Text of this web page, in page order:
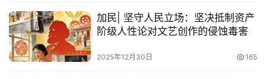
加民| 坚守人民立场：坚决抵制资产
阶级人性论对文艺创作的侵蚀毒害
2025年12月30日 165